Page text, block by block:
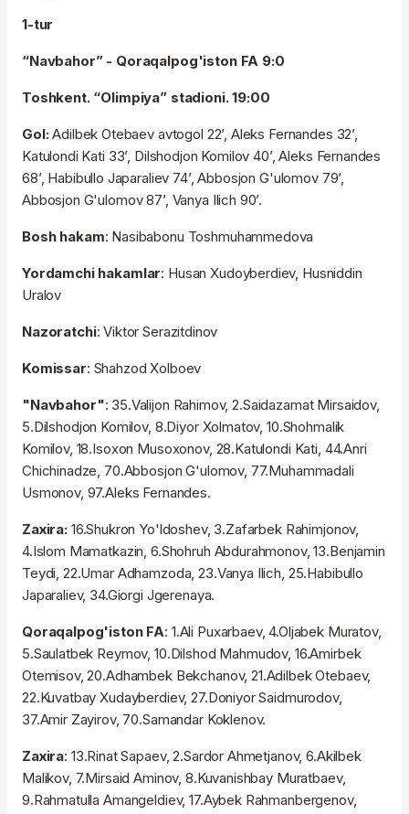
1-tur
“Navbahor” - Qoraqalpog'iston FA 9:0
Toshkent. “Olimpiya” stadioni. 19:00
Gol:Adilbek Otebaev avtogol 22’, Aleks Fernandes 32’,
Katulondi Kati 33’, Dilshodjon Komilov 40’, Aleks Fernandes
68’, Habibullo Japaraliev 74’, Abbosjon G'ulomov 79’,
Abbosjon G'ulomov 87’, Vanya Ilich 90’.
Bosh hakam: Nasibabonu Toshmuhammedova
Yordamchi hakamlar: Husan Xudoyberdiev, Husniddin
Uralov
Nazoratchi: Viktor Serazitdinov
Komissar: Shahzod Xolboev
"Navbahor": 35.Valijon Rahimov, 2.Saidazamat Mirsaidov,
5.Dilshodjon Komilov, 8.Diyor Xolmatov, 10.Shohmalik
Komilov, 18.Isoxon Musoxonov, 28.Katulondi Kati, 44.Anri
Chichinadze, 70.Abbosjon G'ulomov, 77.Muhammadali
Usmonov, 97.Aleks Fernandes.
Zaxira:16.Shukron Yo'ldoshev, 3.Zafarbek Rahimjonov,
4.Islom Mamatkazin, 6.Shohruh Abdurahmonov, 13.Benjamin
Teydi, 22.Umar Adhamzoda, 23.Vanya Ilich, 25.Habibullo
Japaraliev, 34.Giorgi Jgerenaya.
Qoraqalpog'iston FA: 1.Ali Puxarbaev, 4.Oljabek Muratov,
5.Saulatbek Reymov, 10.Dilshod Mahmudov, 16.Amirbek
Otemisov, 20.Adhambek Bekchanov, 21.Adilbek Otebaev,
22.Kuvatbay Xudayberdiev, 27.Doniyor Saidmurodov,
37.Amir Zayirov, 70.Samandar Koklenov.
Zaxira: 13.Rinat Sapaev, 2.Sardor Ahmetjanov, 6.Akilbek
Malikov, 7.Mirsaid Aminov, 8.Kuvanishbay Muratbaev,
9.Rahmatulla Amangeldiev, 17.Aybek Rahmanbergenov,